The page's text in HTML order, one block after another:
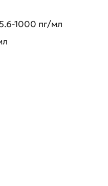
1000 пг/мл